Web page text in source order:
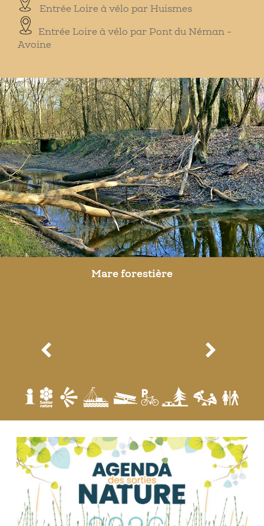
Entrée Loire à vélo par Huismes
Entrée Loire à vélo par Pont du Néman -
Avoine
Mare forestière